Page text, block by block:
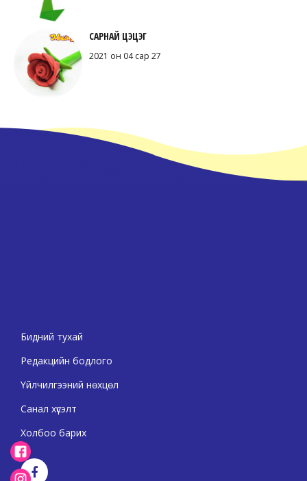
САРНАЙ ЦЭЦЭГ
2021 он 04 сар 27
Бидний тухай
Редакцийн бодлого
Үйлчилгээний нөхцөл
Санал хүсэлт
Холбоо барих